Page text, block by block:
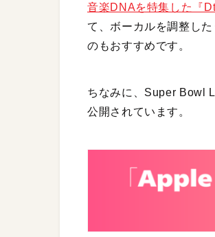
音楽DNAを特集した『
て、ボーカルを調整し
のもおすすめです。
ちなみに、Super Bowl
公開されています。